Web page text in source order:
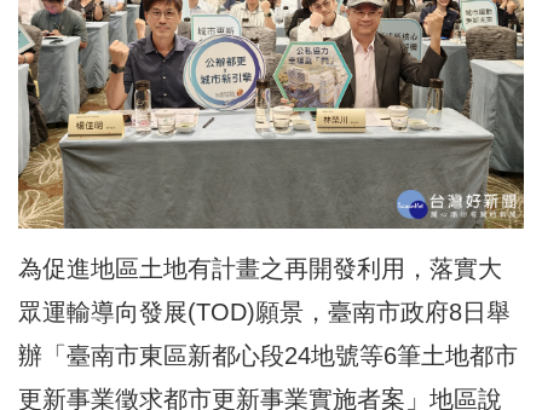
為促進地區土地有計畫之再開發利用，落實大
眾運輸導向發展(TOD)願景，臺南市政府8日舉
辦「臺南市東區新都心段24地號等6筆土地都市
更新事業徵求都市更新事業實施者案」地區說